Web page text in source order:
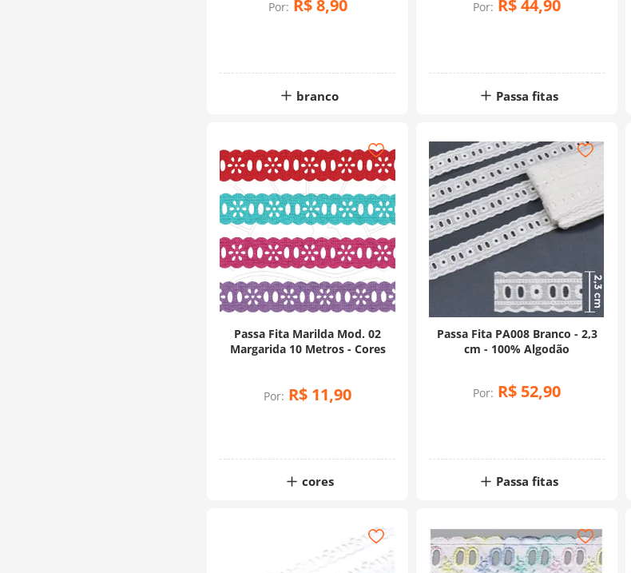
Por: R$ 8,90
branco
Por: R$44,90
Passa fitas
Passa Fita Marilda Mod. 02
Margarida 10 Metros - Cores
Por: R$ 11,90
cores
Passa Fita PA008 Branco - 2,3
cm - 100% Algodão
Por: R$ 52,90
Passa fitas